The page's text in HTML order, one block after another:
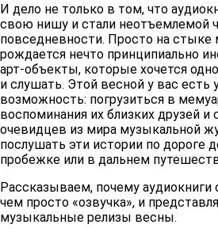
И дело не только в том, что
свою нишу и стали неотъемлемой
повседневности. Просто на стыке
рождается нечто принципиально
арт-объекты, которые хочется
и слушать. Этой весной у вас есть
возможность: погрузиться в
воспоминания их близких друзей и
очевидцев из мира музыкальной
послушать эти истории по дороге
пробежке или в дальнем
Рассказываем, почему аудиокниги
чем просто «озвучка», и
музыкальные релизы весны.